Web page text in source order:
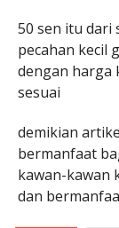
50 sen itu dari
pecahan kecil
dengan harga
sesuai
demikian
bermanfaat
kawan-kawan
dan